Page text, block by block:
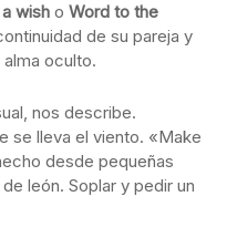
wish o Word to the
de su pareja y
oculto.
nos describe.
se lleva el viento. «Make
desde pequeñas
león. Soplar y pedir un